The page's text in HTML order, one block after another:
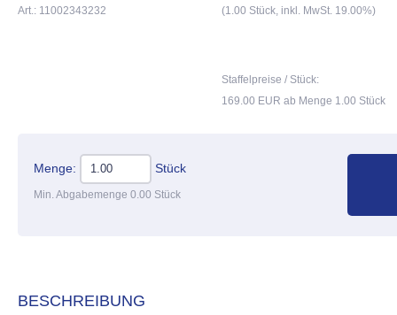
Art.: 11002343232 (1.00 Stück, inkl. MwSt. 19.00%)
Staffelpreise / Stück:
169.00 EUR ab Menge 1.00 Stück
Menge: Stück
Min. Abgabemenge 0.00 Stück
BESCHREIBUNG